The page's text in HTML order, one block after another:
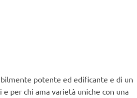
potente ed edificante e di un
per chi ama varietà uniche con una